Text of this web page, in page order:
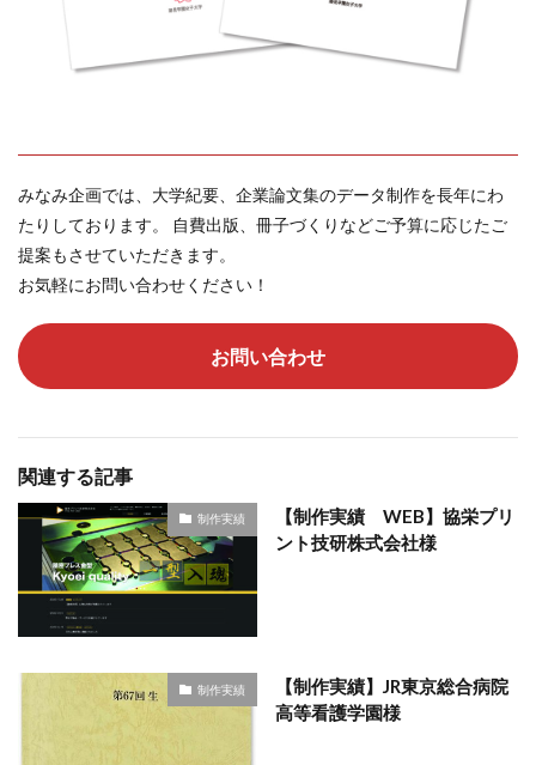
みなみ企画では、大学紀要、企業論文集のデータ制作を長年にわ
たりしております。 自費出版、冊子づくりなどご予算に応じたご
提案もさせていただきます。
お気軽にお問い合わせください！
お問い合わせ
関連する記事
制作実績
【制作実績 WEB】協栄プリ
ント技研株式会社様
制作実績
【制作実績】JR東京総合病院
高等看護学園様